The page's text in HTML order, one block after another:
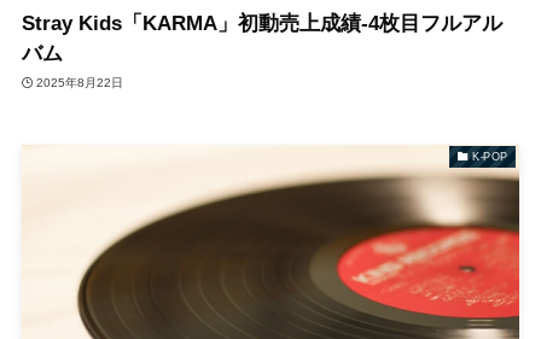
Stray Kids「KARMA」初動売上成績-4枚目フルアル
バム
2025年8月22日
K-POP